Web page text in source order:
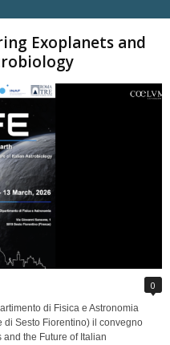
Exoplanets and
0
di Fisica e Astronomia
Sesto Fiorentino) il convegno
the Future of Italian